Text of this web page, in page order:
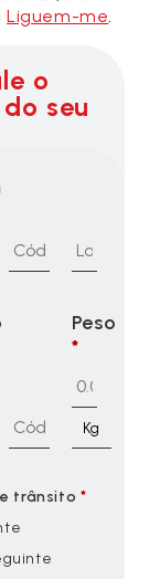
Liguem-me.
o
seu
Peso
*
Kg
trânsito *